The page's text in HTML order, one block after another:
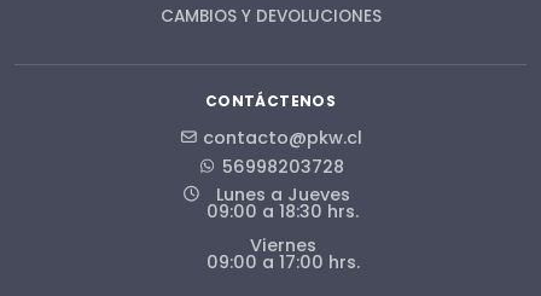
CAMBIOS Y DEVOLUCIONES
CONTÁCTENOS
contacto@pkw.cl
56998203728
Lunes a Jueves
09:00 a 18:30 hrs.
Viernes
09:00 a 17:00 hrs.